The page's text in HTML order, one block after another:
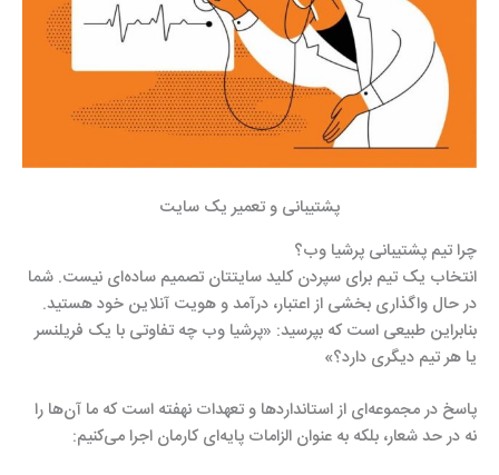
پشتیبانی و تعمیر یک سایت
چرا تیم پشتیبانی پرشیا وب؟
انتخاب یک تیم برای سپردن کلید سایتتان تصمیم ساده‌ای نیست. شما
در حال واگذاری بخشی از اعتبار، درآمد و هویت آنلاین خود هستید.
بنابراین طبیعی است که بپرسید: «پرشیا وب چه تفاوتی با یک فریلنسر
یا هر تیم دیگری دارد؟»
پاسخ در مجموعه‌ای از استانداردها و تعهدات نهفته است که ما آن‌ها را
نه در حد شعار، بلکه به عنوان الزامات پایه‌ای کارمان اجرا می‌کنیم: